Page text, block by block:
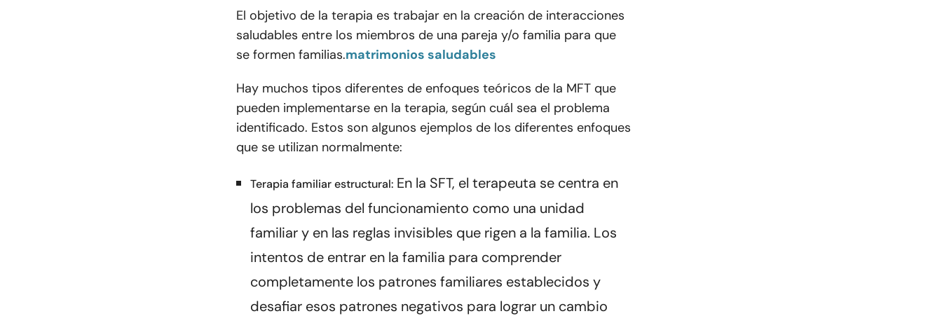
El objetivo de la terapia es trabajar en la creación de interacciones
saludables entre los miembros de una pareja y/o familia para que
se formen familias.matrimonios saludables
Hay muchos tipos diferentes de enfoques teóricos de la MFT que
pueden implementarse en la terapia, según cuál sea el problema
identificado. Estos son algunos ejemplos de los diferentes enfoques
que se utilizan normalmente:
Terapia familiar estructural: En la SFT, el terapeuta se centra en
los problemas del funcionamiento como una unidad
familiar y en las reglas invisibles que rigen a la familia. Los
intentos de entrar en la familia para comprender
completamente los patrones familiares establecidos y
desafiar esos patrones negativos para lograr un cambio